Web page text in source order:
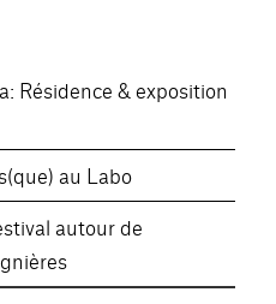
Résidence & exposition
au Labo
autour de